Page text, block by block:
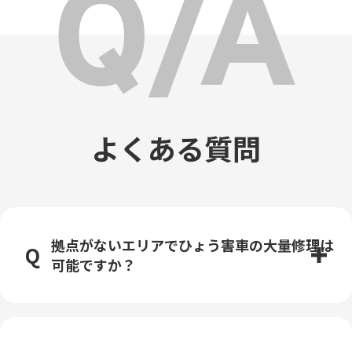
よくある質問
拠点がないエリアでひょう害車の大量修理は
可能ですか？